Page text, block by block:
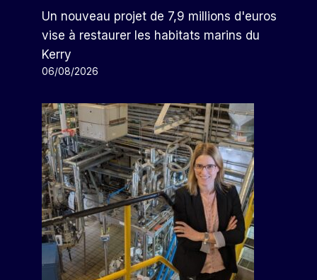
Un nouveau projet de 7,9 millions d'euros
vise à restaurer les habitats marins du
Kerry
06/08/2026